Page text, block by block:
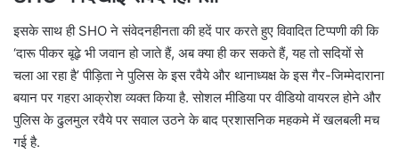
इसके साथ ही SHO ने संवेदनहीनता की हदें पार करते हुए विवादित टिप्पणी की कि
‘दारू पीकर बूढ़े भी जवान हो जाते हैं, अब क्या ही कर सकते हैं, यह तो सदियों से
चला आ रहा है’ ​पीड़िता ने पुलिस के इस रवैये और थानाध्यक्ष के इस गैर-जिम्मेदाराना
बयान पर गहरा आक्रोश व्यक्त किया है. सोशल मीडिया पर वीडियो वायरल होने और
पुलिस के ढुलमुल रवैये पर सवाल उठने के बाद प्रशासनिक महकमे में खलबली मच
गई है.